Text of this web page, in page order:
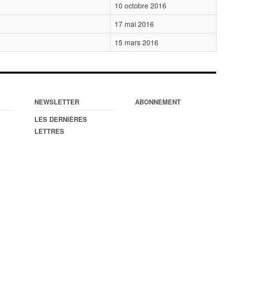
10 octobre 2016
17 mai 2016
15 mars 2016
NEWSLETTER
LES DERNIÈRES
LETTRES
ABONNEMENT